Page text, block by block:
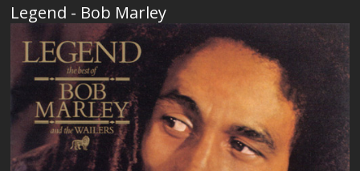
Legend - Bob Marley